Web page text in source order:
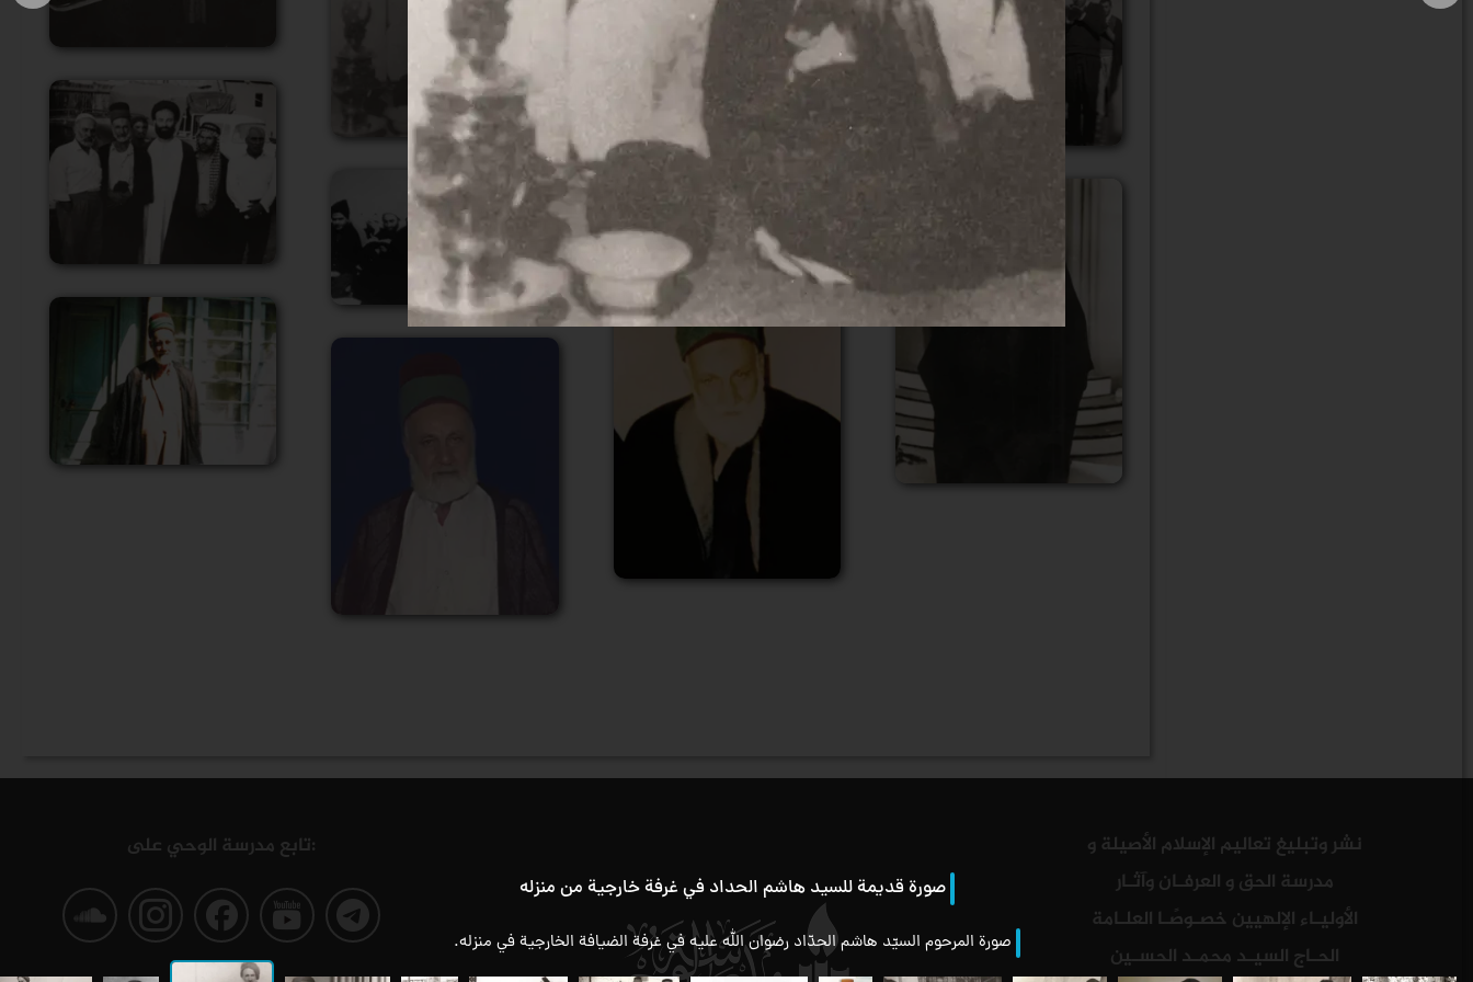
صورة قديمة للسيد هاشم الحداد في غرفة خارجية من منزله
صورة المرحوم السيّد هاشم الحدّاد رضوان الله عليه في غرفة الضيافة الخارجية في منزله.
نشر وتبليغ تعاليم الإسلام الأصيلة و
مدرسة الحق و العرفـان وآثـار
الأوليـاء الإلهيين خصـوصًـا العلـامة
الحـاج السيـد محمـد الحسـين
تابع مدرسة الوحي على:
صفحةصفحةصفحة
صفحةصفحة